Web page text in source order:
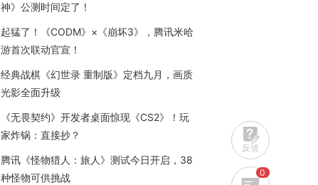
神》公测时间定了！
起猛了！《CODM》×《崩坏3》，腾讯米哈
游首次联动官宣！
经典战棋《幻世录 重制版》定档九月，画质
光影全面升级
《无畏契约》开发者桌面惊现《CS2》！玩
家炸锅：直接抄？
腾讯《怪物猎人：旅人》测试今日开启，38
种怪物可供挑战
反馈
0